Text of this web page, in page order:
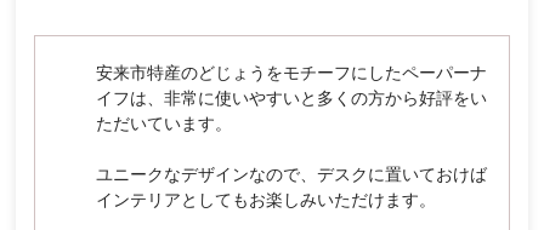
安来市特産のどじょうをモチーフにしたペーパーナ
イフは、非常に使いやすいと多くの方から好評をい
ただいています。
ユニークなデザインなので、デスクに置いておけば
インテリアとしてもお楽しみいただけます。